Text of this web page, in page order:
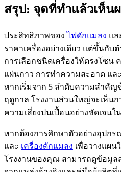
สรุป: จุดที่ทำแล้วเห็นผ
ประสิทธิภาพของไฟดักแมลง แล
ราคาเครื่องอย่างเดียว แต่ขึ้นกับ
การเลือกชนิดเครื่องให้ตรงโซน
แผ่นกาว การทำความสะอาด แล
หากเริ่มจาก 5 ลำดับความสำคั
ฤดูกาล โรงงานส่วนใหญ่จะเห็น
ความเสี่ยงปนเปื้อนอย่างชัดเจนใ
หากต้องการศึกษาตัวอย่างอุปก
และ เครื่องดักแมลง เพื่อวางแผน
โรงงานของคุณ สามารถดูข้อมูล